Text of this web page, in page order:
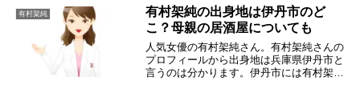
ーン演じた相手は？有村架純さんが恋愛ド
ラマや映画に...
有村架純
有村架純の出身地は伊丹市のど
こ？母親の居酒屋についても
人気女優の有村架純さん。有村架純さんの
プロフィールから出身地は兵庫県伊丹市と
言うのは分かります。伊丹市には有村架純